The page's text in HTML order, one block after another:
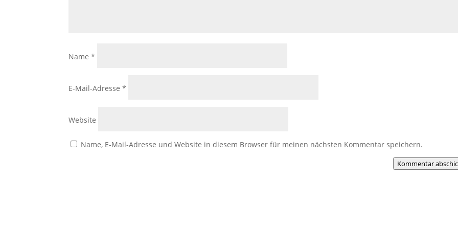
Name*
E-Mail-Adresse*
Website
Name, E-Mail-Adresse und Website in diesem Browser für meinen nächsten Kommentar speichern.
Kommentar